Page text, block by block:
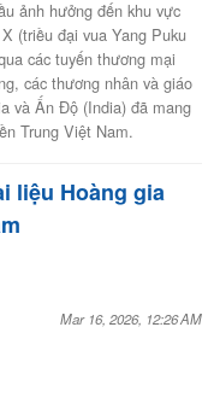
ảnh hưởng đến khu vực
(triều đại vua Yang Puku
các tuyến thương mại
các thương nhân và giáo
và Ấn Độ (India) đã mang
Trung Việt Nam.
liệu Hoàng gia
Mar 16, 2026, 12:26 AM